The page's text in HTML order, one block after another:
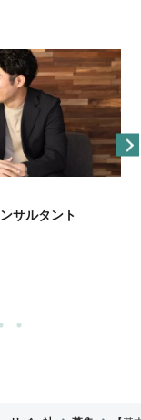
サルタント